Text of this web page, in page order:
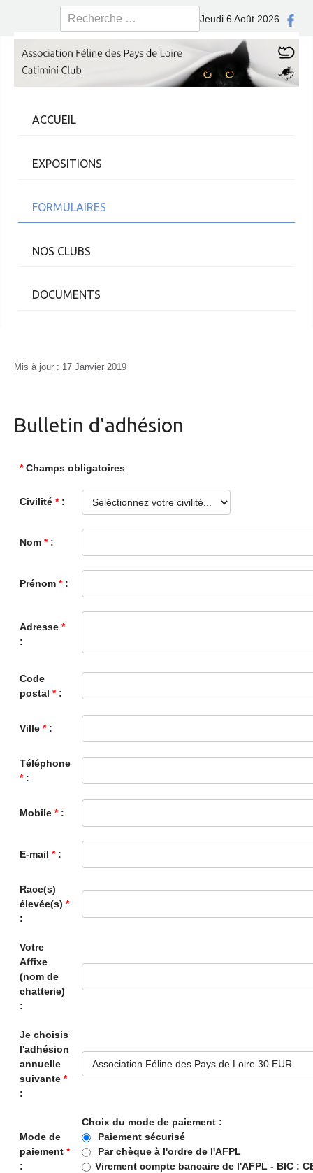
Jeudi 6 Août 2026
Rechercher
ACCUEIL
EXPOSITIONS
FORMULAIRES
NOS CLUBS
DOCUMENTS
Mis à jour : 17 Janvier 2019
Bulletin d'adhésion
*Champs obligatoires
Civilité *:
Nom *:
Prénom *:
Adresse *
:
Code
postal *:
Ville *:
Téléphone
*:
Mobile *:
E-mail *:
Race(s)
élevée(s) *
:
Votre
Affixe
(nom de
chatterie)
:
Je choisis
l'adhésion
annuelle
suivante *
:
Mode de
paiement *
:
Choix du mode de paiement :
Paiement sécurisé
Par chèque à l'ordre de l'AFPL
Virement compte bancaire de l'AFPL - BIC :